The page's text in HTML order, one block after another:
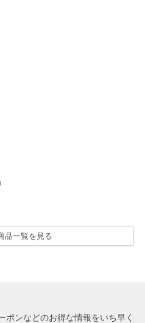
品一覧を見る
ポンなどのお得な情報をいち早く